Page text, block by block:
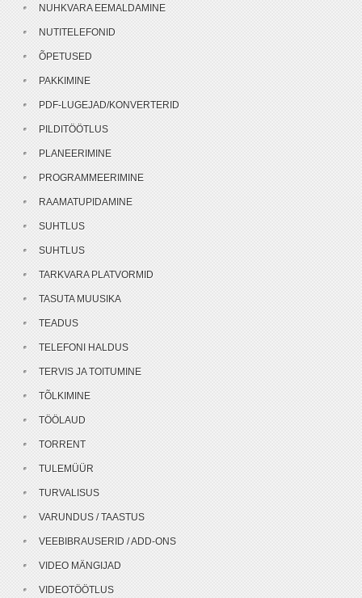
NUHKVARA EEMALDAMINE
NUTITELEFONID
ÕPETUSED
PAKKIMINE
PDF-LUGEJAD/KONVERTERID
PILDITÖÖTLUS
PLANEERIMINE
PROGRAMMEERIMINE
RAAMATUPIDAMINE
SUHTLUS
SUHTLUS
TARKVARA PLATVORMID
TASUTA MUUSIKA
TEADUS
TELEFONI HALDUS
TERVIS JA TOITUMINE
TÕLKIMINE
TÖÖLAUD
TORRENT
TULEMÜÜR
TURVALISUS
VARUNDUS / TAASTUS
VEEBIBRAUSERID / ADD-ONS
VIDEO MÄNGIJAD
VIDEOTÖÖTLUS